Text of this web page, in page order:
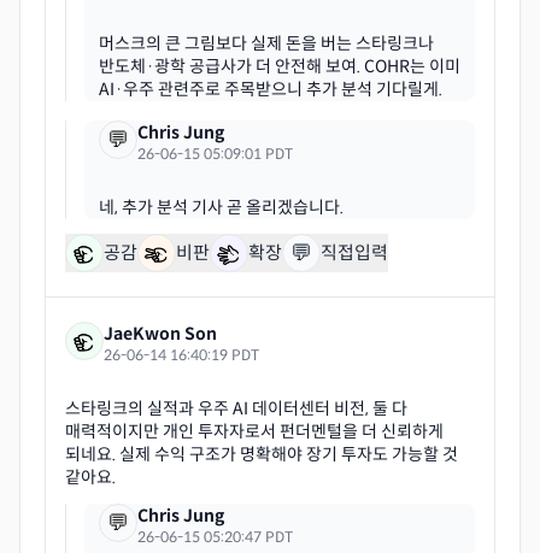
머스크의 큰 그림보다 실제 돈을 버는 스타링크나
반도체·광학 공급사가 더 안전해 보여. COHR는 이미
💬 Chris Jung
26-06-15 05:09:01 PDT
공감 비판 확장 💬 직접입력
JaeKwon Son
26-06-14 16:40:19 PDT
스타링크의 실적과 우주 AI 데이터센터 비전, 둘 다
매력적이지만 개인 투자자로서 펀더멘털을 더 신뢰하게
되네요. 실제 수익 구조가 명확해야 장기 투자도 가능할 것
💬 Chris Jung
26-06-15 05:20:47 PDT